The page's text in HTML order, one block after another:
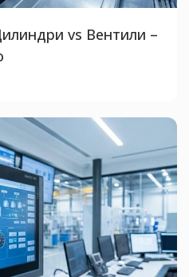
vs Вентили –